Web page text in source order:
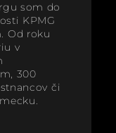
som do
KPMG
Od roku
v
300
či